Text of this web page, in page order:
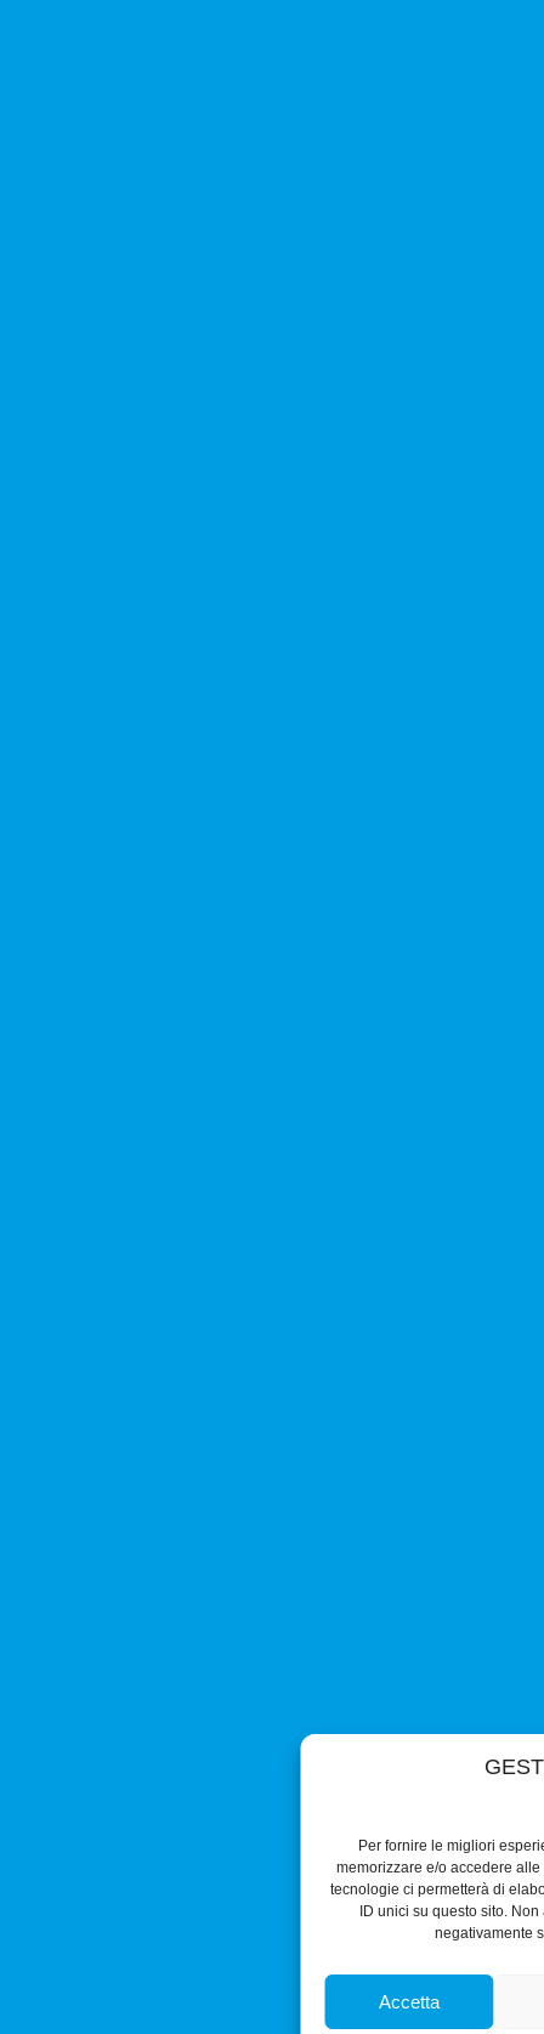
Per fornire le migliori
memorizzare e/o accedere
tecnologie ci permetterà di
ID unici su questo sito.
negativamente
Accetta